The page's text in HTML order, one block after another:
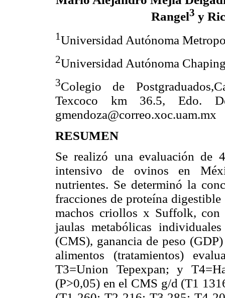
Rangel3 y
1Universidad Autónoma
2Universidad Autónoma
3Colegio de
Texcoco km 36.5, Edo.
gmendoza@correo.xoc.uam.mx
RESUMEN
Se realizó una evaluación de
intensivo de ovinos en
nutrientes. Se determinó la
fracciones de proteína
machos criollos x Suffolk,
jaulas metabólicas
(CMS), ganancia de peso
alimentos (tratamientos)
T3=Union Tepexpan; y
(P>0,05) en el CMS g/d (T1